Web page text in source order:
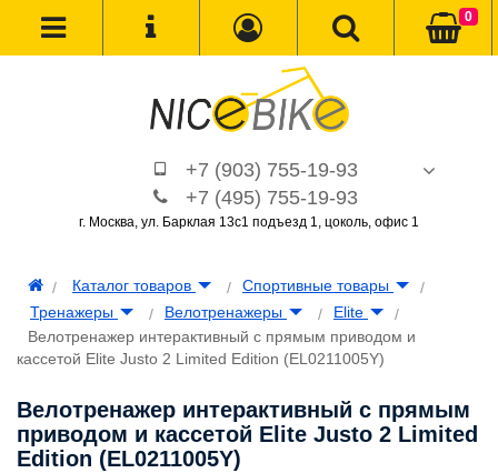
+7 (903) 755-19-93
+7 (495) 755-19-93
г. Москва, ул. Барклая 13с1 подъезд 1, цоколь, офис 1
0
Каталог товаров
Спортивные товары
Тренажеры
Велотренажеры
Elite
Велотренажер интерактивный с прямым приводом и
кассетой Elite Justo 2 Limited Edition (EL0211005Y)
Велотренажер интерактивный с прямым
приводом и кассетой Elite Justo 2 Limited
Edition (EL0211005Y)